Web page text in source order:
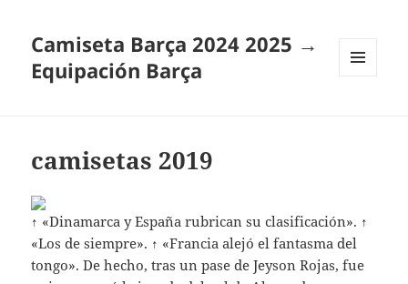
Camiseta Barça 2024 2025 →
Equipación Barça
camisetas 2019
↑ «Dinamarca y España rubrican su clasificación». ↑
«Los de siempre». ↑ «Francia alejó el fantasma del
tongo». De hecho, tras un pase de Jeyson Rojas, fue